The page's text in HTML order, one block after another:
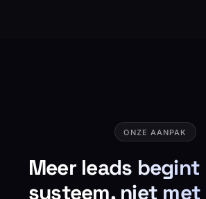
ONZE AANPAK
Meer leads
systeem, niet met